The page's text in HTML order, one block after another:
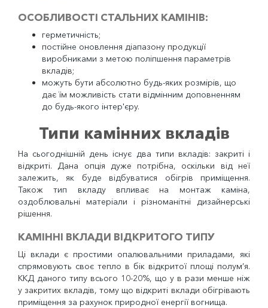
ОСОБЛИВОСТІ СТАЛЬНИХ КАМІНІВ:
герметичність;
постійне оновлення діапазону продукції
виробниками з метою поліпшення параметрів
вкладів;
можуть бути абсолютно будь-яких розмірів, що
дає їм можливість стати відмінним доповненням
до будь-якого інтер'єру.
Типи камінних вкладів
На сьогоднішній день існує два типи вкладів: закриті і
відкриті. Дана опція дуже потрібна, оскільки від неї
залежить, як буде відбуватися обігрів приміщення.
Також тип вкладу впливає на монтаж каміна,
оздоблювальні матеріали і різноманітні дизайнерські
рішення.
КАМІННІ ВКЛАДИ ВІДКРИТОГО ТИПУ
Ці вклади є простими опалювальними приладами, які
спрямовують своє тепло в бік відкритої площі полум’я.
ККД даного типу всього 10-20%, що у в рази менше ніж
у закритих вкладів, тому що відкриті вклади обігрівають
приміщення за рахунок природної енергії вогнища.